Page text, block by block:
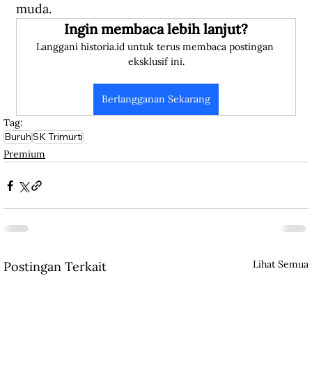
muda.
Ingin membaca lebih lanjut?
Langgani historia.id untuk terus membaca postingan
eksklusif ini.
Berlangganan Sekarang
Tag:
BuruhSK Trimurti
Premium
Postingan Terkait Lihat Semua